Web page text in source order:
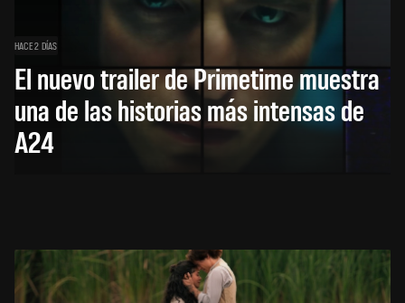
HACE 2 DÍAS
El nuevo trailer de Primetime muestra
una de las historias más intensas de
A24